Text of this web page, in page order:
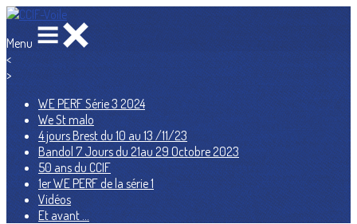
Menu
<
>
WE PERF Série 3 2024
We St malo
4 jours Brest du 10 au 13 /11/23
Bandol 7 Jours du 21au 29 Octobre 2023
50 ans du CCIF
1er WE PERF de la série 1
Vidéos
Et avant ...